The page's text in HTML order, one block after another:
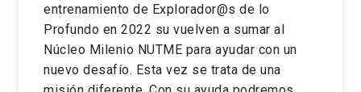
entrenamiento de Explorador@s de lo
Profundo en 2022 su vuelven a sumar al
Núcleo Milenio NUTME para ayudar con un
nuevo desafío. Esta vez se trata de una